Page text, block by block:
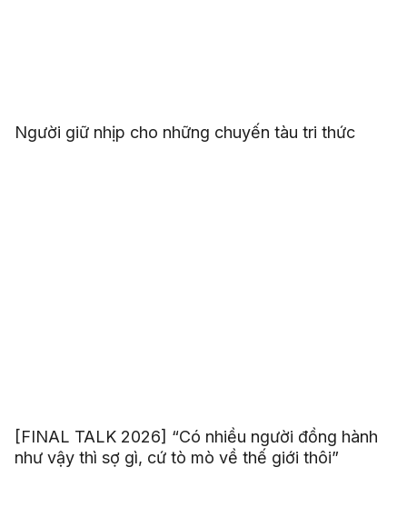
Người giữ nhịp cho những chuyến tàu tri thức
[FINAL TALK 2026] “Có nhiều người đồng hành
như vậy thì sợ gì, cứ tò mò về thế giới thôi”